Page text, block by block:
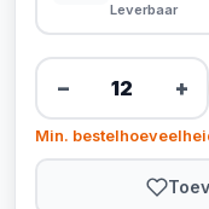
Leverbaar
− +
Min.